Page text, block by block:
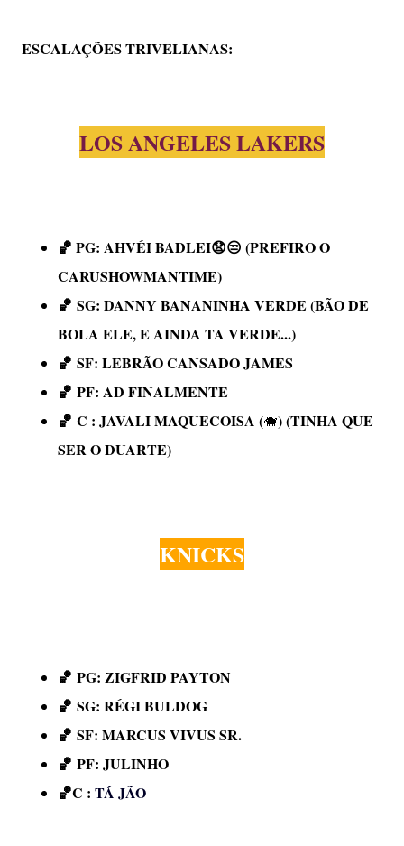
ESCALAÇÕES TRIVELIANAS:
LOS ANGELES LAKERS
🏀 PG: AHVÉI BADLEI😧😒 (PREFIRO O
CARUSHOWMANTIME)
🏀 SG: DANNY BANANINHA VERDE (BÃO DE
BOLA ELE, E AINDA TA VERDE...)
🏀 SF: LEBRÃO CANSADO JAMES
🏀 PF: AD FINALMENTE
🏀 C : JAVALI MAQUECOISA (🐗) (TINHA QUE
SER O DUARTE)
KNICKS
PG: ZIGFRID PAYTON
🏀 SG: RÉGI BULDOG
🏀 SF: MARCUS VIVUS SR.
🏀 PF: JULINHO
🏀C : TÁ JÃO